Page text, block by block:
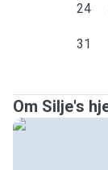
24
31
Om Silje's